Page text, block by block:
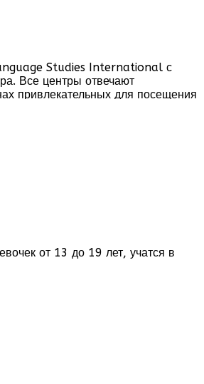
Курсы английского
английского в Великобритании
английского и подарят
Studies International с
Все центры отвечают
привлекательных для посещения
от 13 до 19 лет, учатся в